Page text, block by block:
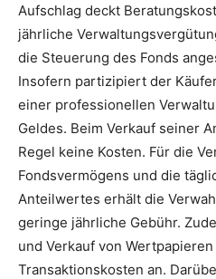
Aufschlag deckt
jährliche
die Steuerung des Fonds
Insofern partizipiert der
einer professionellen
Geldes. Beim Verkauf seiner
Regel keine Kosten. Für die
Fondsvermögens und die
Anteilwertes erhält die
geringe jährliche Gebühr.
und Verkauf von
Transaktionskosten an.